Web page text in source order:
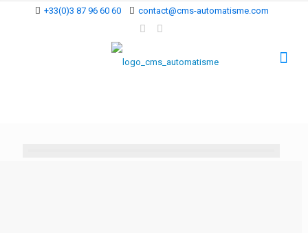
+33(0)3 87 96 60 60 contact@cms-automatisme.com